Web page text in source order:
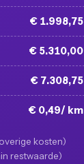
€ 1.998,75
€ 5.310,00
€ 7.308,75
€ 0,49/ km
kosten)
restwaarde)